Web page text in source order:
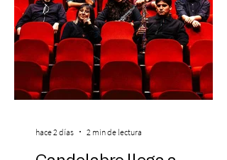
hace 2 días 2 min de lectura